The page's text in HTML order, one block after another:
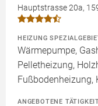
Hauptstrasse 20a,
HEIZUNG
Wärmepumpe,
Pelletheizung,
Fußbodenheizung,
ANGEBOTENE